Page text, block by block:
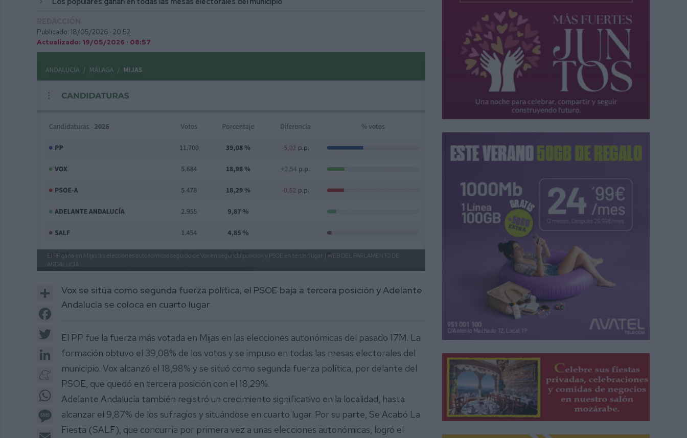
Publicado: 18/05/2026 · 20:52
Actualizado: 19/05/2026 · 08:57
El PP gana en Mijas las elecciones autonómicas seguido de Vox en segunda posición y PSOE en tercer lugar. |
WEB DEL PARLAMENTO DE
ANDALUCÍA.
Share
Facebook
LinkedIn
Meneame
WhatsApp
Message
Email
Vox se sitúa como segunda fuerza política, el PSOE baja a tercera posición y Adelante
Andalucía se coloca en cuarto lugar
El PP fue la fuerza más votada en Mijas en las elecciones autonómicas del pasado 17M. La
formación obtuvo el 39,08% de los votos y se impuso en todas las mesas electorales del
municipio. Vox alcanzó el 18,98% y se situó como segunda fuerza política, por delante del
PSOE, que quedó en tercera posición con el 18,29%.
Adelante Andalucía también registró un crecimiento significativo en la localidad, hasta
alcanzar el 9,87% de los sufragios y situándose en cuarto lugar. Por su parte, Se Acabó La
Fiesta (SALF), que concurría por primera vez a unas elecciones autonómicas, logró el